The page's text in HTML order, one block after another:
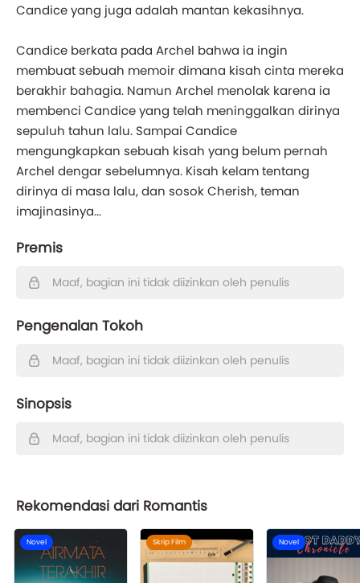
Candice yang juga adalah mantan kekasihnya.
Candice berkata pada Archel bahwa ia ingin
membuat sebuah memoir dimana kisah cinta mereka
berakhir bahagia. Namun Archel menolak karena ia
membenci Candice yang telah meninggalkan dirinya
sepuluh tahun lalu. Sampai Candice
mengungkapkan sebuah kisah yang belum pernah
Archel dengar sebelumnya. Kisah kelam tentang
dirinya di masa lalu, dan sosok Cherish, teman
imajinasinya...
Premis
Maaf, bagian ini tidak diizinkan oleh penulis
Pengenalan Tokoh
Maaf, bagian ini tidak diizinkan oleh penulis
Sinopsis
Maaf, bagian ini tidak diizinkan oleh penulis
Rekomendasi dari Romantis
Novel Skrip Film Novel